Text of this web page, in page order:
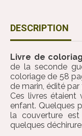
DESCRIPTION
Livre de
de la seconde
coloriage de 58
de marin, édité
Ces livres étaient
enfant. Quelques
la couverture
quelques